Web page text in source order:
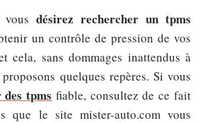
désirez rechercher un tpms
un contrôle de pression de vos
cela, sans dommages inattendus à
quelques repères. Si vous
tpms fiable, consultez de ce fait
que le site mister-auto.com vous